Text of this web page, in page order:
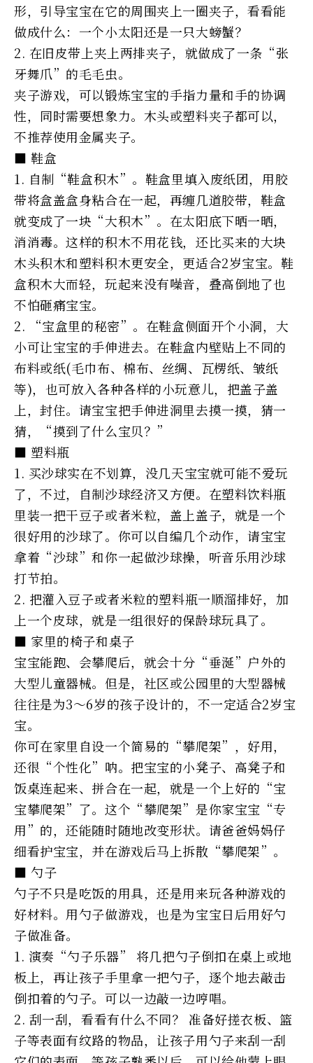
形，引导宝宝在它的周围夹上一圈夹子，看看能
做成什么：一个小太阳还是一只大螃蟹？
2. 在旧皮带上夹上两排夹子，就做成了一条“张
牙舞爪”的毛毛虫。
夹子游戏，可以锻炼宝宝的手指力量和手的协调
性，同时需要想象力。木头或塑料夹子都可以，
不推荐使用金属夹子。
■ 鞋盒
1. 自制“鞋盒积木”。鞋盒里填入废纸团，用胶
带将盒盖盒身粘合在一起，再缠几道胶带，鞋盒
就变成了一块“大积木”。在太阳底下晒一晒，
消消毒。这样的积木不用花钱，还比买来的大块
木头积木和塑料积木更安全，更适合2岁宝宝。鞋
盒积木大而轻，玩起来没有噪音，叠高倒地了也
不怕砸痛宝宝。
2. “宝盒里的秘密”。在鞋盒侧面开个小洞，大
小可让宝宝的手伸进去。在鞋盒内壁贴上不同的
布料或纸(毛巾布、棉布、丝绸、瓦楞纸、皱纸
等)，也可放入各种各样的小玩意儿，把盖子盖
上，封住。请宝宝把手伸进洞里去摸一摸，猜一
猜，“摸到了什么宝贝？”
■ 塑料瓶
1. 买沙球实在不划算，没几天宝宝就可能不爱玩
了，不过，自制沙球经济又方便。在塑料饮料瓶
里装一把干豆子或者米粒，盖上盖子，就是一个
很好用的沙球了。你可以自编几个动作，请宝宝
拿着“沙球”和你一起做沙球操，听音乐用沙球
打节拍。
2. 把灌入豆子或者米粒的塑料瓶一顺溜排好，加
上一个皮球，就是一组很好的保龄球玩具了。
■ 家里的椅子和桌子
宝宝能跑、会攀爬后，就会十分“垂涎”户外的
大型儿童器械。但是，社区或公园里的大型器械
往往是为3～6岁的孩子设计的，不一定适合2岁宝
宝。
你可在家里自设一个简易的“攀爬架”，好用，
还很“个性化”呐。把宝宝的小凳子、高凳子和
饭桌连起来、拼合在一起，就是一个上好的“宝
宝攀爬架”了。这个“攀爬架”是你家宝宝“专
用”的，还能随时随地改变形状。请爸爸妈妈仔
细看护宝宝，并在游戏后马上拆散“攀爬架”。
■ 勺子
勺子不只是吃饭的用具，还是用来玩各种游戏的
好材料。用勺子做游戏，也是为宝宝日后用好勺
子做准备。
1. 演奏“勺子乐器” 将几把勺子倒扣在桌上或地
板上，再让孩子手里拿一把勺子，逐个地去敲击
倒扣着的勺子。可以一边敲一边哼唱。
2. 刮一刮，看看有什么不同？ 准备好搓衣板、篮
子等表面有纹路的物品，让孩子用勺子来刮一刮